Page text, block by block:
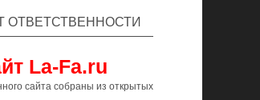
ОТВЕТСТВЕННОСТИ
La-Fa.ru
сайта собраны из открытых